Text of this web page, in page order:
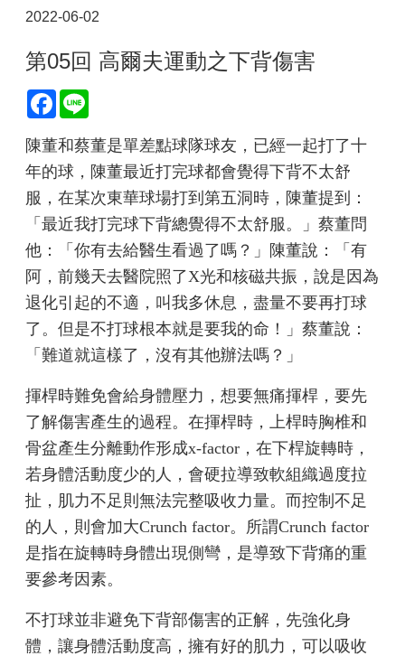
2022-06-02
第05回 高爾夫運動之下背傷害
Facebook
陳董和蔡董是單差點球隊球友，已經一起打了十
年的球，陳董最近打完球都會覺得下背不太舒
服，在某次東華球場打到第五洞時，陳董提到：
「最近我打完球下背總覺得不太舒服。」蔡董問
他：「你有去給醫生看過了嗎？」陳董說：「有
阿，前幾天去醫院照了X光和核磁共振，說是因為
退化引起的不適，叫我多休息，盡量不要再打球
了。但是不打球根本就是要我的命！」蔡董說：
「難道就這樣了，沒有其他辦法嗎？」
揮桿時難免會給身體壓力，想要無痛揮桿，要先
了解傷害產生的過程。在揮桿時，上桿時胸椎和
骨盆產生分離動作形成x-factor，在下桿旋轉時，
若身體活動度少的人，會硬拉導致軟組織過度拉
扯，肌力不足則無法完整吸收力量。而控制不足
的人，則會加大Crunch factor。所謂Crunch factor
是指在旋轉時身體出現側彎，是導致下背痛的重
要參考因素。
不打球並非避免下背部傷害的正解，先強化身
體，讓身體活動度高，擁有好的肌力，可以吸收